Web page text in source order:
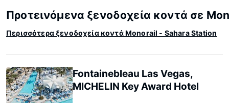
Προτεινόμενα ξενοδοχεία κοντά σε
Περισσότερα ξενοδοχεία κοντά Monorail - Sahara Station
Fontainebleau Las Vegas,
MICHELIN Key Award Hotel